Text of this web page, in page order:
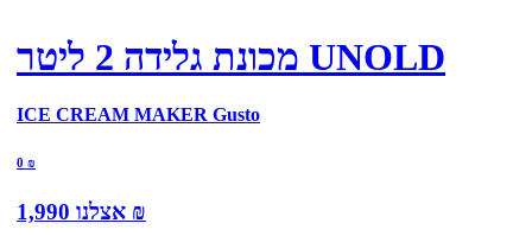
מכונת גלידה 2 ליטר UNOLD
ICE CREAM MAKER Gusto
0 ₪
אצלנו 1,990 ₪